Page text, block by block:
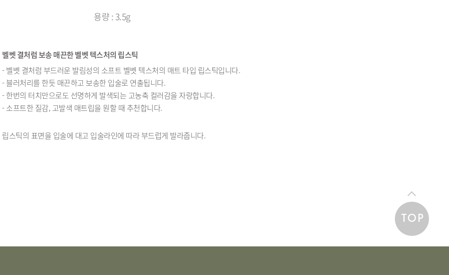
용량 : 3.5g
벨벳 결처럼 보송 매끈한 벨벳 텍스처의 립스틱
벨벳 결처럼 부드러운 발림성의 소프트 벨벳 텍스처의 매트 타입 립스틱입니다.
블러처리를 한듯 매끈하고 보송한 입술로 연출됩니다.
한번의 터치만으로도 선명하게 발색되는 고농축 컬러감을 자랑합니다.
소프트한 질감, 고발색 매트립을 원할 때 추천합니다.
립스틱의 표면을 입술에 대고 입술라인에 따라 부드럽게 발라줍니다.
TOP